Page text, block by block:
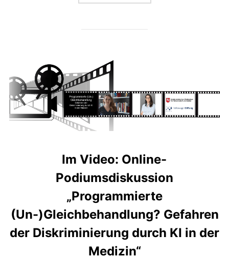
Im Video: Online-
Podiumsdiskussion
„Programmierte
(Un-)Gleichbehandlung? Gefahren
der Diskriminierung durch KI in der
Medizin“